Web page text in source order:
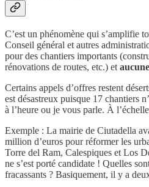
C’est un phénomène qui s’amplifie
Conseil général et autres
pour des chantiers importants
rénovations de routes, etc.) et
Certains appels d’offres restent
est désastreux puisque 17 chantiers
à l’heure ou je vous parle. À
Exemple : La mairie de Ciutadella
million d’euros pour réformer les
Torre del Ram, Calespiques et Los
ne s’est porté candidate ! Quelles
fracassants ? Basiquement, il y a